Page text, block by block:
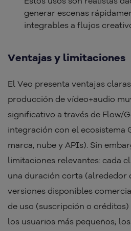
generar escenas
integrables a flujos
Ventajas y limitaciones
El Veo presenta ventajas
producción de vídeo+audio
significativo a través de Flow/
integración con el ecosistema
marca, nube y APIs). Sin
limitaciones relevantes: cada
una duración corta (alrededor
versiones disponibles
de uso (suscripción o
los usuarios más pequeños;